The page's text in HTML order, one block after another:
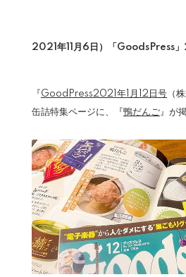
2021年11月6日）「GoodsPress
『 GoodPress2021年1月12日号 （
缶詰特集ページに、『 鴨だんご』が